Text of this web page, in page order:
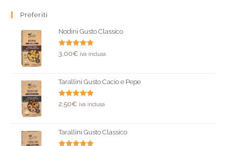
Preferiti
Nodini Gusto Classico
Valutato
3,00€ iva inclusa
Tarallini Gusto Cacio e Pepe
Valutato
2,50€ iva inclusa
Tarallini Gusto Classico